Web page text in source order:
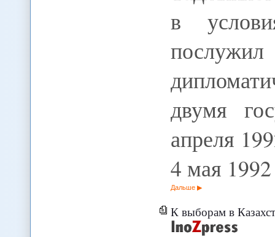
в
двумя
апреля
4 мая
Дальше
К выборам в